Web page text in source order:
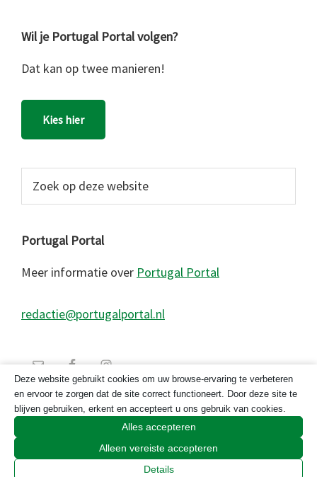
Wil je Portugal Portal volgen?
Dat kan op twee manieren!
Kies hier
website
Portugal Portal
Meer informatie over Portugal Portal
redactie@portugalportal.nl
© 2026 Copyright Portugal Portal 2023
Deze website gebruikt cookies om uw browse-ervaring te verbeteren
en ervoor te zorgen dat de site correct functioneert. Door deze site te
blijven gebruiken, erkent en accepteert u ons gebruik van cookies.
Alles accepteren
Alleen vereiste accepteren
Details